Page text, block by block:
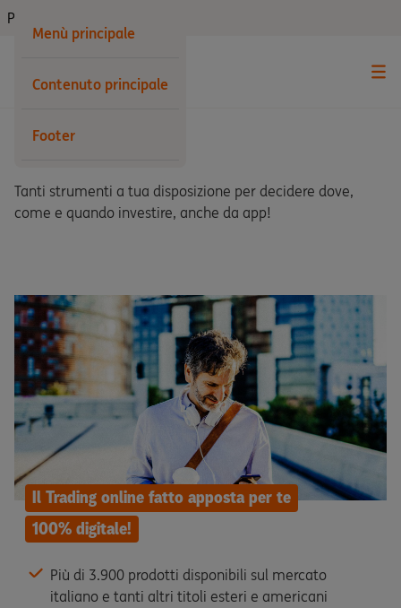
Menù principale
Contenuto principale
Footer
Privati
Tanti strumenti a tua disposizione per decidere dove,
come e quando investire, anche da app!
Il Trading online fatto apposta per te
100% digitale!
Più di 3.900 prodotti disponibili sul mercato
italiano e tanti altri titoli esteri e americani